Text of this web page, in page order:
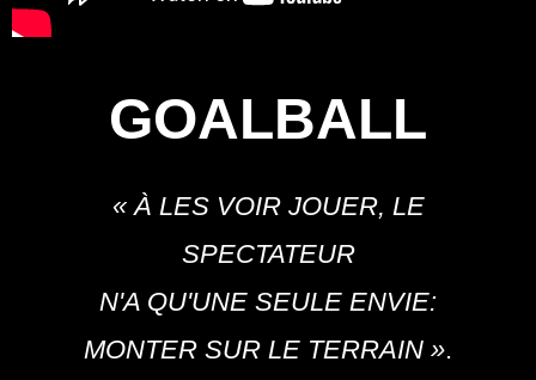
GOALBALL
« À LES VOIR JOUER, LE
SPECTATEUR
N'A QU'UNE SEULE ENVIE:
MONTER SUR LE TERRAIN ».